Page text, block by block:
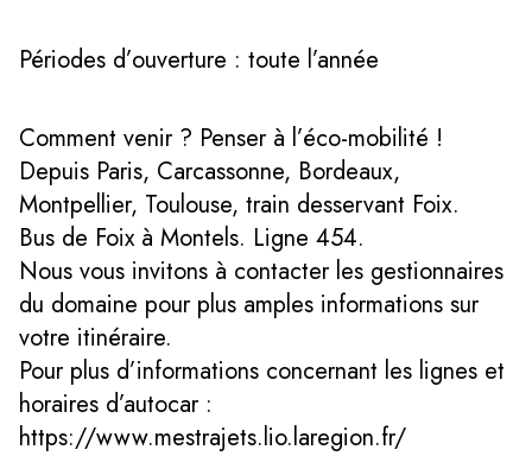
Périodes d’ouverture : toute l’année
Comment venir ? Penser à l’éco-mobilité !
Depuis Paris, Carcassonne, Bordeaux,
Montpellier, Toulouse, train desservant Foix.
Bus de Foix à Montels. Ligne 454.
Nous vous invitons à contacter les gestionnaires
du domaine pour plus amples informations sur
votre itinéraire.
Pour plus d’informations concernant les lignes et
horaires d’autocar :
https://www.mestrajets.lio.laregion.fr/